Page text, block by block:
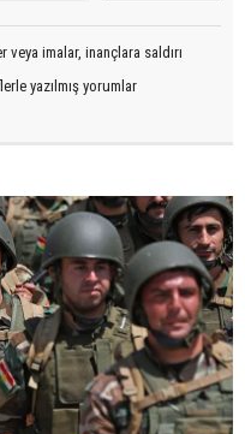
imalar, inançlara saldırı
yazılmış yorumlar